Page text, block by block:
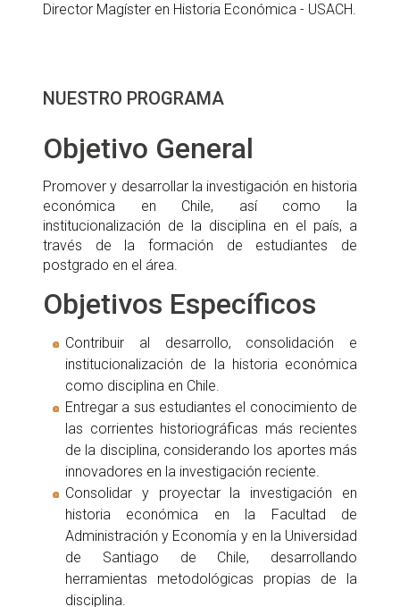
Director Magíster en Historia Económica - USACH.
NUESTRO PROGRAMA
Objetivo General
Promover y desarrollar la investigación en historia
económica en Chile, así como la
institucionalización de la disciplina en el país, a
través de la formación de estudiantes de
postgrado en el área.
Objetivos Específicos
Contribuir al desarrollo, consolidación e
institucionalización de la historia económica
como disciplina en Chile.
Entregar a sus estudiantes el conocimiento de
las corrientes historiográficas más recientes
de la disciplina, considerando los aportes más
innovadores en la investigación reciente.
Consolidar y proyectar la investigación en
historia económica en la Facultad de
Administración y Economía y en la Universidad
de Santiago de Chile, desarrollando
herramientas metodológicas propias de la
disciplina.